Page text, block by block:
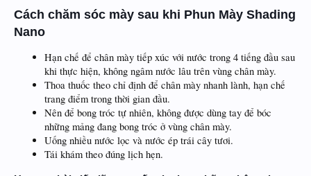
Cách chăm sóc mày sau khi Phun Mày Shading
Nano
Hạn chế để chân mày tiếp xúc với nước trong 4 tiếng đầu sau
khi thực hiện, không ngâm nước lâu trên vùng chân mày.
Thoa thuốc theo chỉ định để chân mày nhanh lành, hạn chế
trang điểm trong thời gian đầu.
Nên để bong tróc tự nhiên, không được dùng tay để bóc
những mảng đang bong tróc ở vùng chân mày.
Uống nhiều nước lọc và nước ép trái cây tươi.
Tái khám theo đúng lịch hẹn.